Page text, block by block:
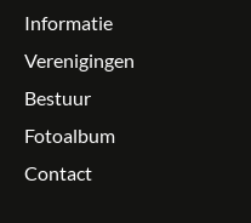
Informatie
Verenigingen
Bestuur
Fotoalbum
Contact